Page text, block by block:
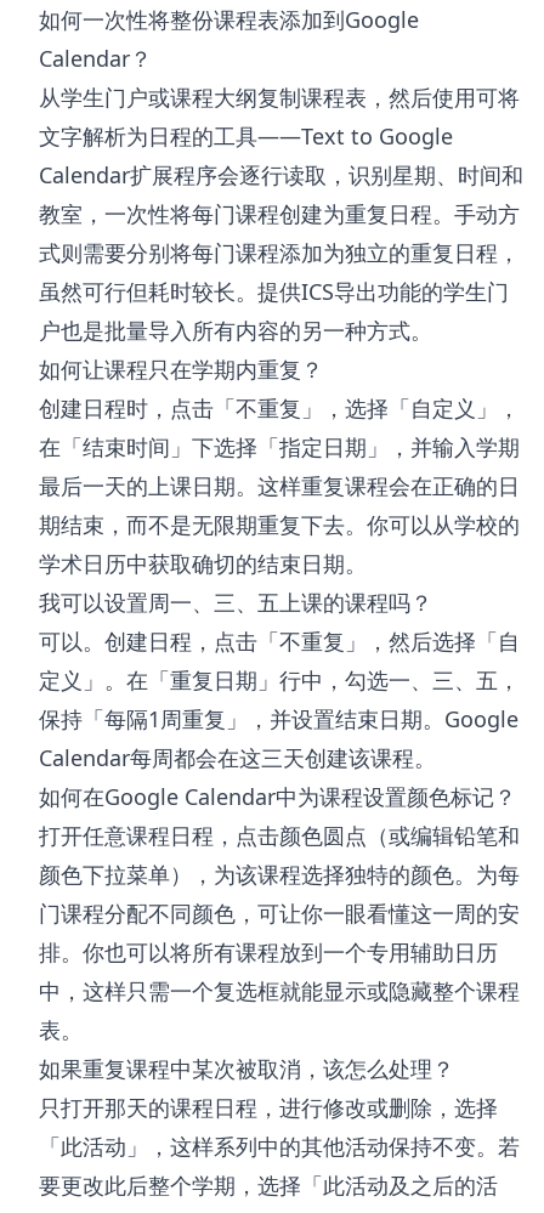
如何一次性将整份课程表添加到Google
Calendar？
从学生门户或课程大纲复制课程表，然后使用可将
文字解析为日程的工具——Text to Google
Calendar扩展程序会逐行读取，识别星期、时间和
教室，一次性将每门课程创建为重复日程。手动方
式则需要分别将每门课程添加为独立的重复日程，
虽然可行但耗时较长。提供ICS导出功能的学生门
户也是批量导入所有内容的另一种方式。
如何让课程只在学期内重复？
创建日程时，点击「不重复」，选择「自定义」，
在「结束时间」下选择「指定日期」，并输入学期
最后一天的上课日期。这样重复课程会在正确的日
期结束，而不是无限期重复下去。你可以从学校的
学术日历中获取确切的结束日期。
我可以设置周一、三、五上课的课程吗？
可以。创建日程，点击「不重复」，然后选择「自
定义」。在「重复日期」行中，勾选一、三、五，
保持「每隔1周重复」，并设置结束日期。Google
Calendar每周都会在这三天创建该课程。
如何在Google Calendar中为课程设置颜色标记？
打开任意课程日程，点击颜色圆点（或编辑铅笔和
颜色下拉菜单），为该课程选择独特的颜色。为每
门课程分配不同颜色，可让你一眼看懂这一周的安
排。你也可以将所有课程放到一个专用辅助日历
中，这样只需一个复选框就能显示或隐藏整个课程
表。
如果重复课程中某次被取消，该怎么处理？
只打开那天的课程日程，进行修改或删除，选择
「此活动」，这样系列中的其他活动保持不变。若
要更改此后整个学期，选择「此活动及之后的活